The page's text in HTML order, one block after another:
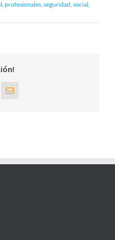
, profesionales, seguridad, social,
Email